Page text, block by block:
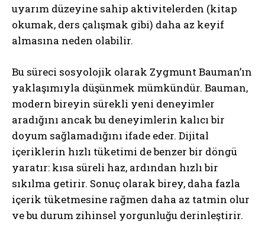
uyarım düzeyine sahip aktivitelerden (kitap
okumak, ders çalışmak gibi) daha az keyif
almasına neden olabilir.
Bu süreci sosyolojik olarak Zygmunt Bauman’ın
yaklaşımıyla düşünmek mümkündür. Bauman,
modern bireyin sürekli yeni deneyimler
aradığını ancak bu deneyimlerin kalıcı bir
doyum sağlamadığını ifade eder. Dijital
içeriklerin hızlı tüketimi de benzer bir döngü
yaratır: kısa süreli haz, ardından hızlı bir
sıkılma getirir. Sonuç olarak birey, daha fazla
içerik tüketmesine rağmen daha az tatmin olur
ve bu durum zihinsel yorgunluğu derinleştirir.